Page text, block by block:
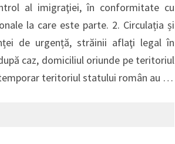
al imigraţiei, în conformitate cu
la care este parte. 2. Circulația și
de urgență, străinii aflaţi legal în
caz, domiciliul oriunde pe teritoriul
temporar teritoriul statului român au …